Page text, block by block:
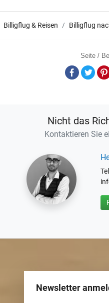
Billigflug & Reisen Billigflug
Seite /
Facebook
Nicht das
Kontaktieren Sie
Newsletter